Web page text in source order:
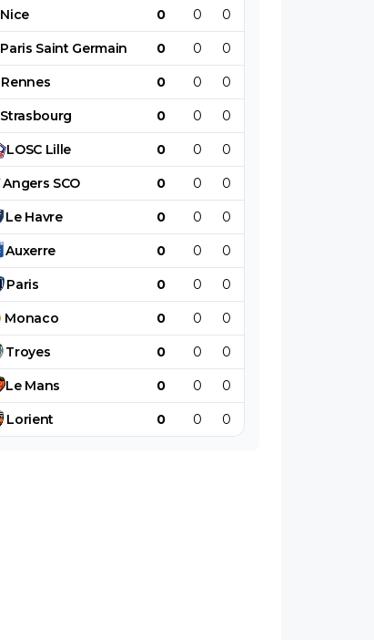
Nice 0 0 0
Paris Saint Germain 0 0 0
Rennes 0 0 0
Strasbourg 0 0 0
LOSC Lille 0 0 0
Angers SCO 0 0 0
Le Havre 0 0 0
Auxerre 0 0 0
Paris 0 0 0
Monaco 0 0 0
Troyes 0 0 0
Le Mans 0 0 0
Lorient 0 0 0